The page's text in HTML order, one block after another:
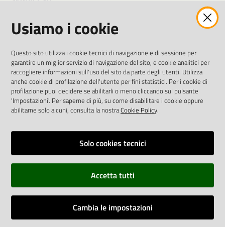
twitterfacebookyoutube
AREA DIPENDENTI
Posta Elettronica Aziendale
Cloud aziendale(manuale di istruzioni)
Portale del Dipendente
Sito intranet
Redazione web
Credits
Usiamo i cookie
Questo sito utilizza i cookie tecnici di navigazione e di sessione per
garantire un miglior servizio di navigazione del sito, e cookie analitici per
raccogliere informazioni sull'uso del sito da parte degli utenti. Utilizza
anche cookie di profilazione dell'utente per fini statistici. Per i cookie di
profilazione puoi decidere se abilitarli o meno cliccando sul pulsante
'Impostazioni'. Per saperne di più, su come disabilitare i cookie oppure
abilitarne solo alcuni, consulta la nostraCookie Policy.
Solo cookies tecnici
Accetta tutti
Cambia le impostazioni